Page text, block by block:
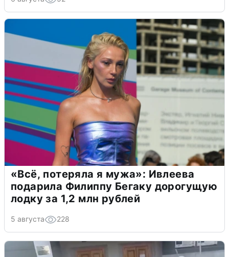
«Всё, потеряла я мужа»: Ивлеева
подарила Филиппу Бегаку дорогущую
лодку за 1,2 млн рублей
5 августа 228